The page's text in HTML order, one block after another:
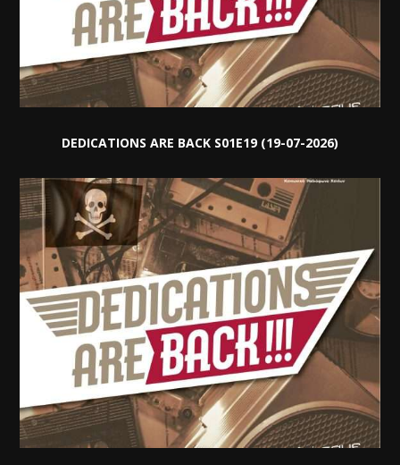
DEDICATIONS ARE BACK S01E19 (19-07-2026)